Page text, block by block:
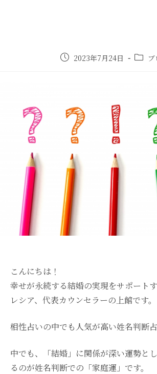
2023年7月24日
こんにちは！
幸せが永続する結婚の実現をサポート
レシア、代表カウンセラーの上館です。
相性占いの中でも人気が高い姓名判断占
中でも、「結婚」に関係が深い運勢と
るのが姓名判断での「家庭運」です。